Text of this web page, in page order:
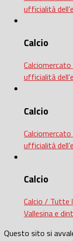
ufficialità
Calcio
ufficialità
Calcio
ufficialità
Calcio
Calcio / Tutte
Vallesina e
Questo sito si